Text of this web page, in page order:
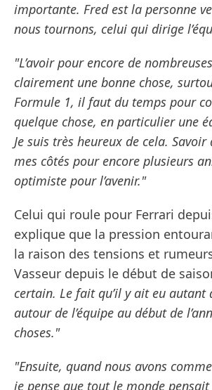
importante. Fred est la personne
nous tournons, celui qui dirige
"L’avoir pour encore de
clairement une bonne chose,
Formule 1, il faut du temps pour
quelque chose, en particulier une
Je suis très heureux de cela. Savoir
mes côtés pour encore plusieurs
optimiste pour l’avenir."
Celui qui roule pour Ferrari
explique que la pression
la raison des tensions et
Vasseur depuis le début de
certain. Le fait qu’il y ait eu autant
autour de l’équipe au début de
choses."
"Ensuite, quand nous avons
je pense que tout le monde